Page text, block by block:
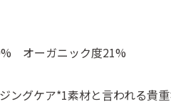
オーガニック度21%
ングケア*1素材と言われる貴